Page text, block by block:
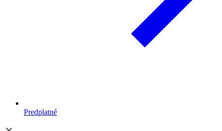
Predplatné